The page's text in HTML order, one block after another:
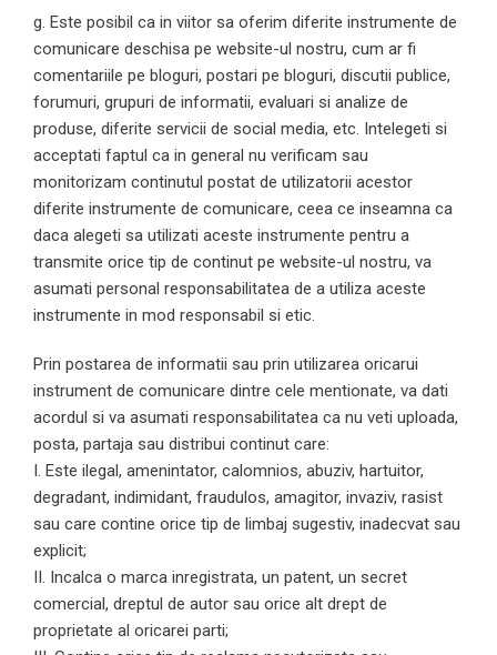
g. Este posibil ca in viitor sa oferim diferite instrumente de
comunicare deschisa pe website-ul nostru, cum ar fi
comentariile pe bloguri, postari pe bloguri, discutii publice,
forumuri, grupuri de informatii, evaluari si analize de
produse, diferite servicii de social media, etc. Intelegeti si
acceptati faptul ca in general nu verificam sau
monitorizam continutul postat de utilizatorii acestor
diferite instrumente de comunicare, ceea ce inseamna ca
daca alegeti sa utilizati aceste instrumente pentru a
transmite orice tip de continut pe website-ul nostru, va
asumati personal responsabilitatea de a utiliza aceste
instrumente in mod responsabil si etic.
Prin postarea de informatii sau prin utilizarea oricarui
instrument de comunicare dintre cele mentionate, va dati
acordul si va asumati responsabilitatea ca nu veti uploada,
posta, partaja sau distribui continut care:
I. Este ilegal, amenintator, calomnios, abuziv, hartuitor,
degradant, indimidant, fraudulos, amagitor, invaziv, rasist
sau care contine orice tip de limbaj sugestiv, inadecvat sau
explicit;
II. Incalca o marca inregistrata, un patent, un secret
comercial, dreptul de autor sau orice alt drept de
proprietate al oricarei parti;